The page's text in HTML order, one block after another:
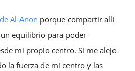
Al‑Anon porque compartir allí
equilibrio para poder
mi propio centro. Si me alejo
la fuerza de mi centro y las